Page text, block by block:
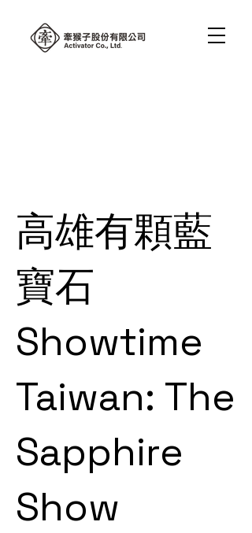
高雄有顆藍
寶石
Showtime
Taiwan: The
Sapphire
Show